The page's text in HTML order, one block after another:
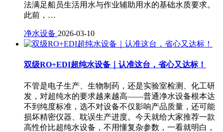
法满足船员生活用水与作业辅助用水的基础水质要求。
此前，…
净水设备 2026-03-10
双级RO+EDI超纯水设备｜认准这台，省心又达标！
不管是电子生产、生物制药，还是实验室检测、化工研
发，对超纯水的要求越来越高——普通净水设备根本达
不到纯度标准，选不对设备不仅影响产品质量，还可能
损坏精密仪器、耽误生产进度。今天就给大家推荐一款
高性价比超纯水设备，不用懂复杂参数，一看就明白，